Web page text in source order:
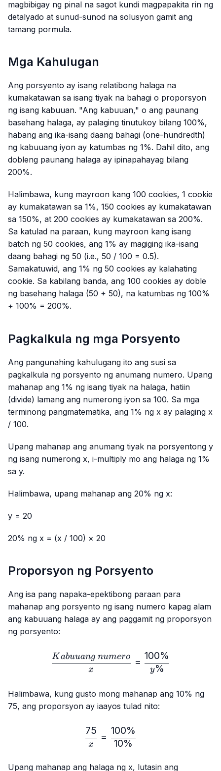
magbibigay ng pinal na sagot kundi magpapakita rin ng
detalyado at sunud-sunod na solusyon gamit ang
tamang pormula.
Mga Kahulugan
Ang porsyento ay isang relatibong halaga na
kumakatawan sa isang tiyak na bahagi o proporsyon
ng isang kabuuan. "Ang kabuuan," o ang paunang
basehang halaga, ay palaging tinutukoy bilang 100%,
habang ang ika-isang daang bahagi (one-hundredth)
ng kabuuang iyon ay katumbas ng 1%. Dahil dito, ang
dobleng paunang halaga ay ipinapahayag bilang
200%.
Halimbawa, kung mayroon kang 100 cookies, 1 cookie
ay kumakatawan sa 1%, 150 cookies ay kumakatawan
sa 150%, at 200 cookies ay kumakatawan sa 200%.
Sa katulad na paraan, kung mayroon kang isang
batch ng 50 cookies, ang 1% ay magiging ika-isang
daang bahagi ng 50 (i.e., 50 / 100 = 0.5).
Samakatuwid, ang 1% ng 50 cookies ay kalahating
cookie. Sa kabilang banda, ang 100 cookies ay doble
ng basehang halaga (50 + 50), na katumbas ng 100%
+ 100% = 200%.
Pagkalkula ng mga Porsyento
Ang pangunahing kahulugang ito ang susi sa
pagkalkula ng porsyento ng anumang numero. Upang
mahanap ang 1% ng isang tiyak na halaga, hatiin
(divide) lamang ang numerong iyon sa 100. Sa mga
terminong pangmatematika, ang 1% ng x ay palaging x
/ 100.
Upang mahanap ang anumang tiyak na porsyentong y
ng isang numerong x, i-multiply mo ang halaga ng 1%
sa y.
Halimbawa, upang mahanap ang 20% ng x:
y = 20
20% ng x = (x / 100) × 20
Proporsyon ng Porsyento
Ang isa pang napaka-epektibong paraan para
mahanap ang porsyento ng isang numero kapag alam
ang kabuuang halaga ay ang paggamit ng proporsyon
ng porsyento:
\frac{Kabuuang\
x
Kabuuang numero =
y%
100%
Halimbawa, kung gusto mong mahanap ang 10% ng
75, ang proporsyon ay iaayos tulad nito:
\frac{75}{x} =
x
75
=
10%
100%
Upang mahanap ang halaga ng x, lutasin ang